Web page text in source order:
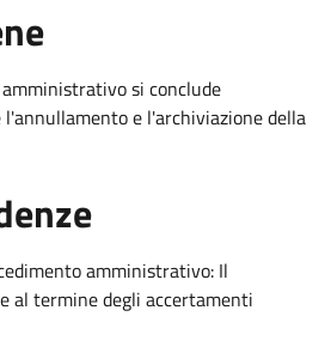
si conclude
e l'archiviazione della
amministrativo: Il
al termine degli accertamenti